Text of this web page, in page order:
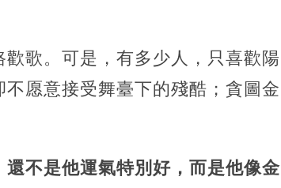
歌。可是，有多少人，只喜歡陽
愿意接受舞臺下的殘酷；貪圖金
不是他運氣特別好，而是他像金